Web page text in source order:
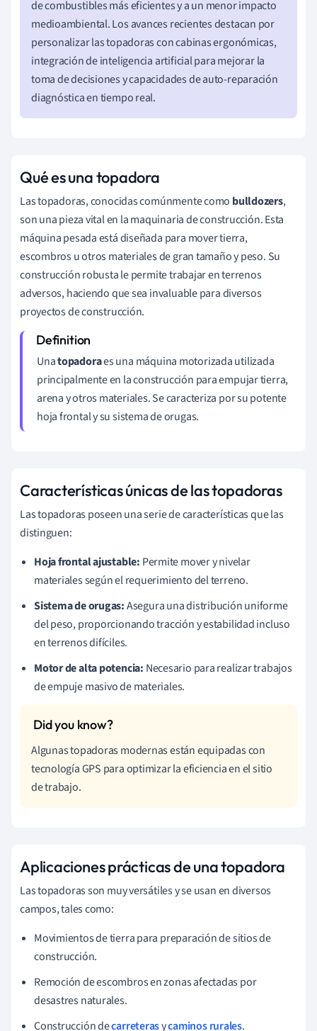
de combustibles más eficientes y a un menor impacto
medioambiental. Los avances recientes destacan por
personalizar las topadoras con cabinas ergonómicas,
integración de inteligencia artificial para mejorar la
toma de decisiones y capacidades de auto-reparación
diagnóstica en tiempo real.
Qué es una topadora
Las topadoras, conocidas comúnmente como bulldozers,
son una pieza vital en la maquinaria de construcción. Esta
máquina pesada está diseñada para mover tierra,
escombros u otros materiales de gran tamaño y peso. Su
construcción robusta le permite trabajar en terrenos
adversos, haciendo que sea invaluable para diversos
proyectos de construcción.
Unatopadoraes una máquina motorizada utilizada
principalmente en la construcción para empujar tierra,
arena y otros materiales. Se caracteriza por su potente
hoja frontal y su sistema de orugas.
Características únicas de las topadoras
Las topadoras poseen una serie de características que las
distinguen:
Hoja frontal ajustable: Permite mover y nivelar
materiales según el requerimiento del terreno.
Sistema de orugas:Asegura una distribución uniforme
del peso, proporcionando tracción y estabilidad incluso
en terrenos difíciles.
Motor de alta potencia: Necesario para realizar trabajos
de empuje masivo de materiales.
Algunas topadoras modernas están equipadas con
tecnología GPS para optimizar la eficiencia en el sitio
de trabajo.
Aplicaciones prácticas de una topadora
Las topadoras son muy versátiles y se usan en diversos
campos, tales como:
Movimientos de tierra para preparación de sitios de
construcción.
Remoción de escombros en zonas afectadas por
desastres naturales.
Construcción decarreterasycaminos rurales.